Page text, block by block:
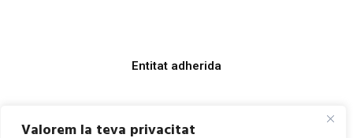
Valorem la teva privacitat
Entitat adherida